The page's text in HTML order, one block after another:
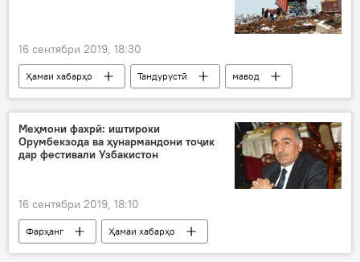
16 сентябри 2019, 18:30
Ҳамаи хабарҳо Тандурустӣ
мавод
ороиш
маҳсулоти гигиенӣ
нобуд кардан
Дар Тоҷикистон
Меҳмони фахрӣ: иштироки
Орумбекзода ва ҳунармандони тоҷик
дар фестивали Узбакистон
16 сентябри 2019, 18:10
Фарҳанг
Ҳамаи хабарҳо
Узбакистон
ҳамкорӣ
фестивал